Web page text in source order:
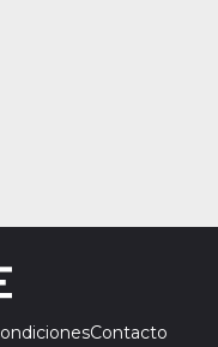
Contacto